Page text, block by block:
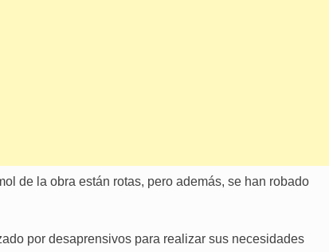
de la obra están rotas, pero además, se han robado
por desaprensivos para realizar sus necesidades